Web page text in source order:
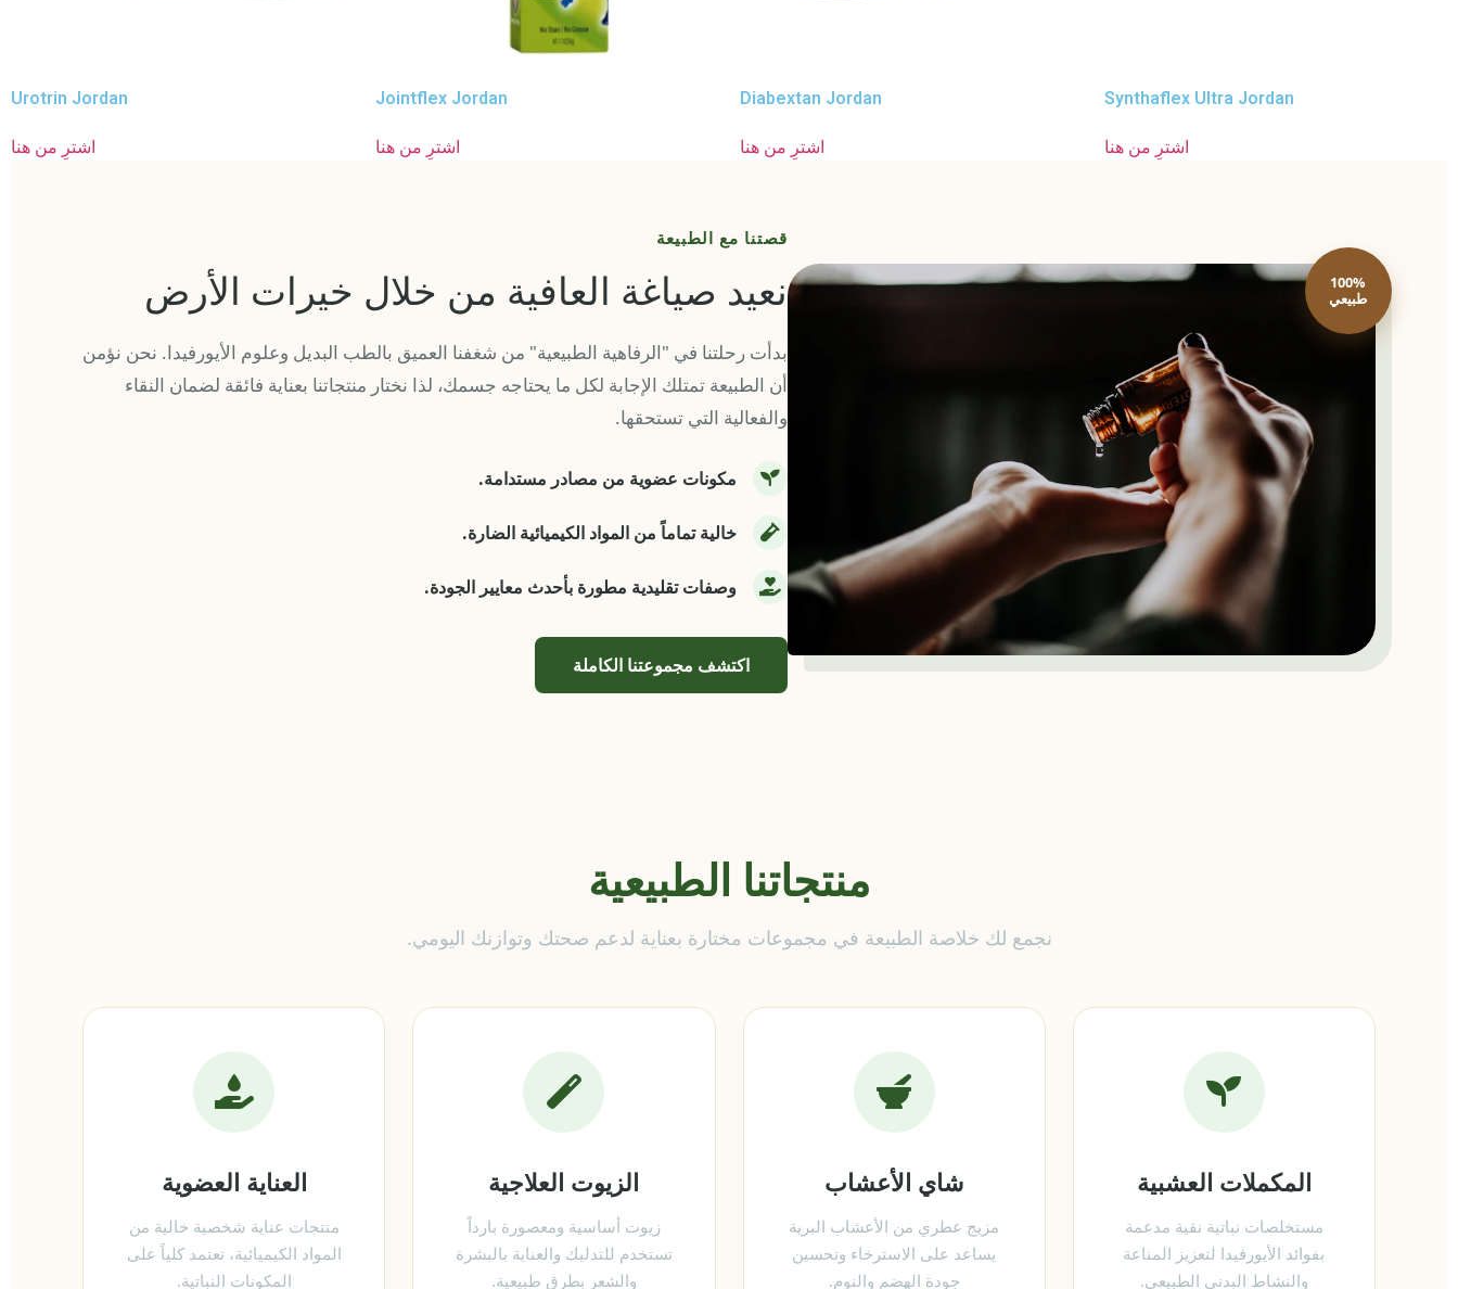
Urotrin Jordan
اشترِ من هنا
Jointflex Jordan
اشترِ من هنا
Diabextan Jordan
اشترِ من هنا
Synthaflex Ultra Jordan
اشترِ من هنا
100%
طبيعي
قصتنا مع الطبيعة
نعيد صياغة العافية من خلال خيرات الأرض
بدأت رحلتنا في "الرفاهية الطبيعية" من شغفنا العميق بالطب البديل وعلوم الأيورفيدا. نحن نؤمن
أن الطبيعة تمتلك الإجابة لكل ما يحتاجه جسمك، لذا نختار منتجاتنا بعناية فائقة لضمان النقاء
والفعالية التي تستحقها.
مكونات عضوية من مصادر مستدامة.
خالية تماماً من المواد الكيميائية الضارة.
وصفات تقليدية مطورة بأحدث معايير الجودة.
اكتشف مجموعتنا الكاملة
منتجاتنا الطبيعية
نجمع لك خلاصة الطبيعة في مجموعات مختارة بعناية لدعم صحتك وتوازنك اليومي.
المكملات العشبية
مستخلصات نباتية نقية مدعمة
بفوائد الأيورفيدا لتعزيز المناعة
والنشاط البدني الطبيعي.
شاي الأعشاب
مزيج عطري من الأعشاب البرية
يساعد على الاسترخاء وتحسين
جودة الهضم والنوم.
الزيوت العلاجية
زيوت أساسية ومعصورة بارداً
تستخدم للتدليك والعناية بالبشرة
والشعر بطرق طبيعية.
العناية العضوية
منتجات عناية شخصية خالية من
المواد الكيميائية، تعتمد كلياً على
المكونات النباتية.